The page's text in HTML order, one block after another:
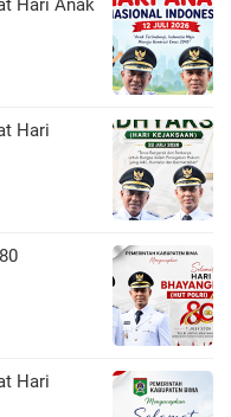
Hari Anak
Hari
Hari